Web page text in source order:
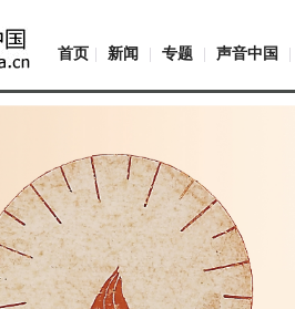
首页 新闻 专题 声音中国